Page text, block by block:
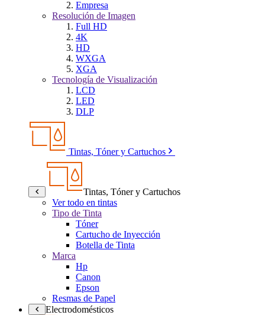
Empresa
Resolución de Imagen
Full HD
4K
HD
WXGA
XGA
Tecnología de Visualización
LCD
LED
DLP
Tintas, Tóner y Cartuchos
Tintas, Tóner y Cartuchos
Ver todo en tintas
Tipo de Tinta
Tóner
Cartucho de Inyección
Botella de Tinta
Marca
Hp
Canon
Epson
Resmas de Papel
Electrodomésticos